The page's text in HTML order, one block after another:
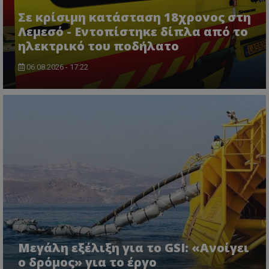
Σε κρίσιμη κατάσταση 18χρονος στη
Λεμεσό - Εντοπίστηκε δίπλα από το
ηλεκτρικό του ποδήλατο
06.08.2026 - 17:22
Μεγάλη εξέλιξη για το GSI: «Ανοίγει
ο δρόμος» για το έργο
Microsoft Corporation